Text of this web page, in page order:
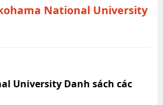
National University
University Danh sách các